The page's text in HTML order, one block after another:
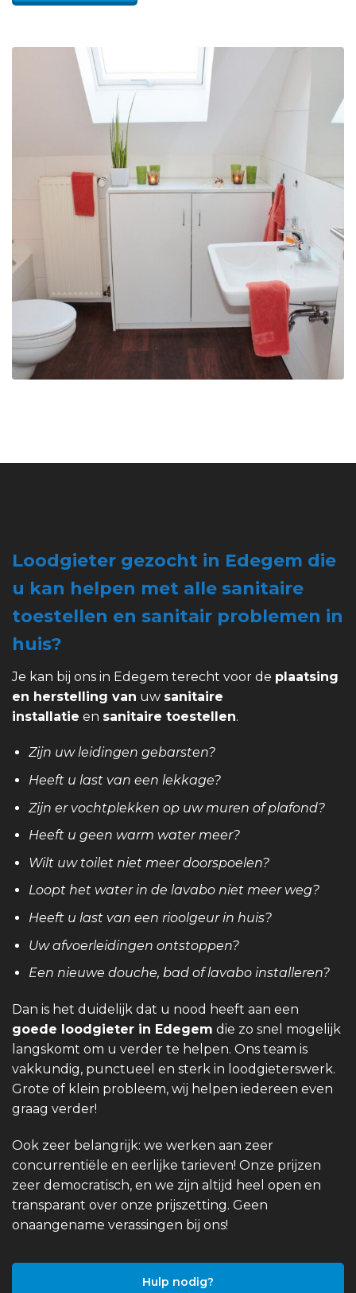
Loodgieter gezocht in Edegem die
u kan helpen met alle sanitaire
toestellen en sanitair problemen in
huis?
Je kan bij ons in Edegem terecht voor de plaatsing
en herstelling van uw sanitaire
installatie en sanitaire toestellen.
Zijn uw leidingen gebarsten?
Heeft u last van een lekkage?
Zijn er vochtplekken op uw muren of plafond?
Heeft u geen warm water meer?
Wilt uw toilet niet meer doorspoelen?
Loopt het water in de lavabo niet meer weg?
Heeft u last van een rioolgeur in huis?
Uw afvoerleidingen ontstoppen?
Een nieuwe douche, bad of lavabo installeren?
Dan is het duidelijk dat u nood heeft aan een
goede loodgieter in Edegem die zo snel mogelijk
langskomt om u verder te helpen. Ons team is
vakkundig, punctueel en sterk in loodgieterswerk.
Grote of klein probleem, wij helpen iedereen even
graag verder!
Ook zeer belangrijk: we werken aan zeer
concurrentiële en eerlijke tarieven! Onze prijzen
zeer democratisch, en we zijn altijd heel open en
transparant over onze prijszetting. Geen
onaangename verassingen bij ons!
Hulp nodig?